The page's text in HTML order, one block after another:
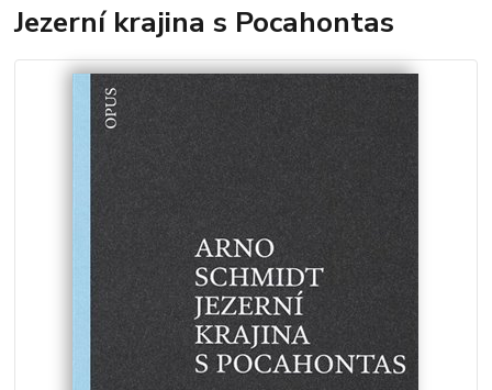
Jezerní krajina s Pocahontas